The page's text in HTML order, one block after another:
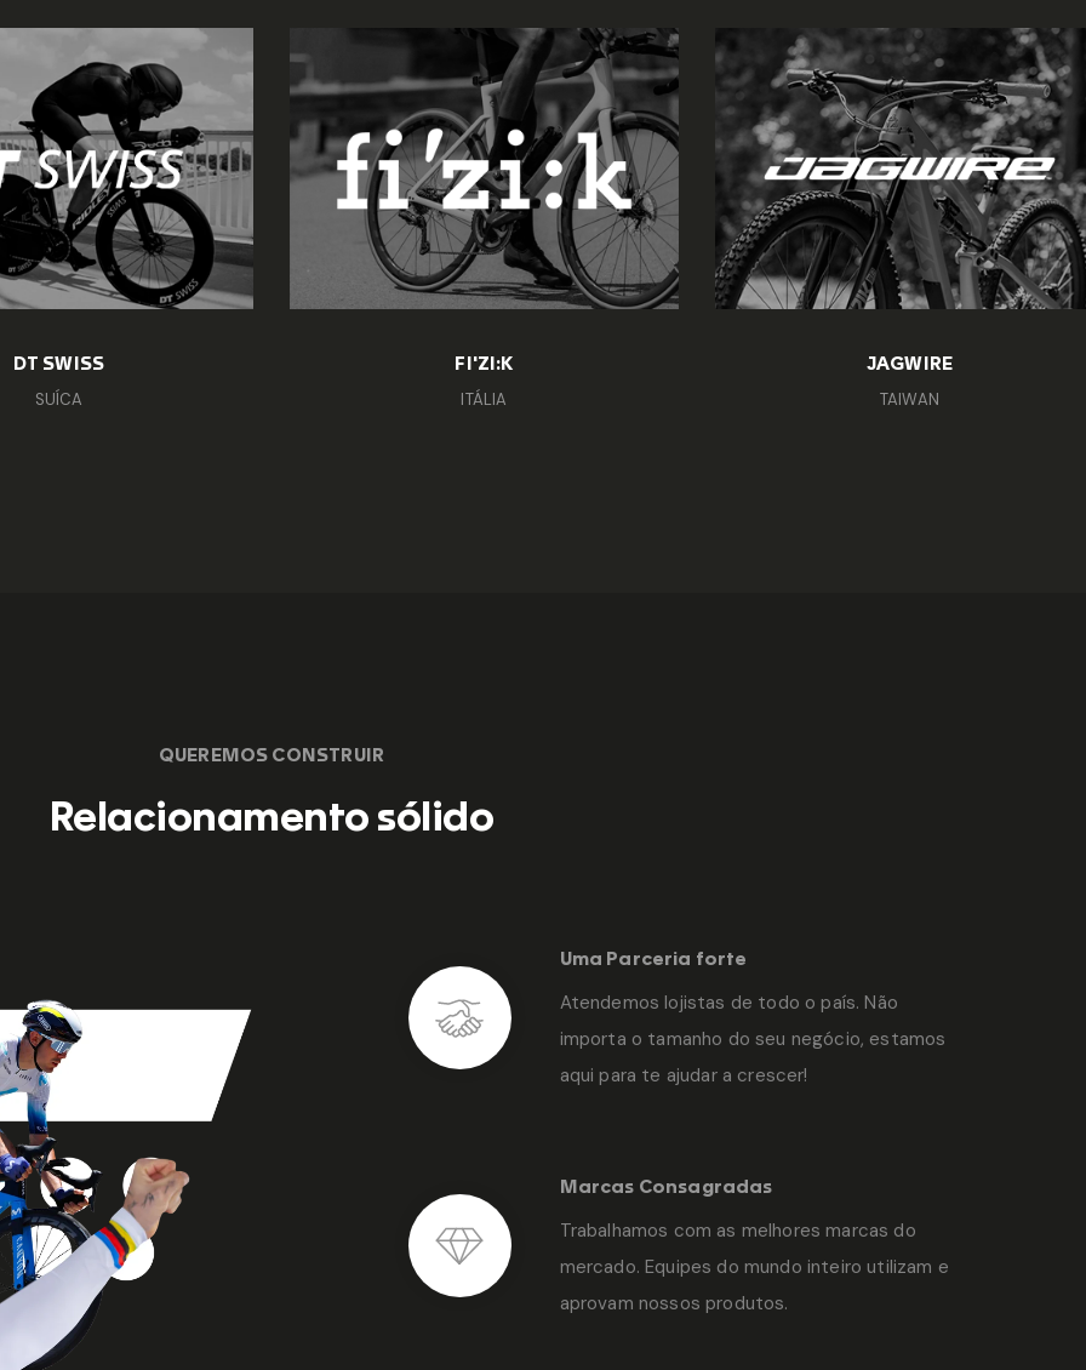
QUEREMOS CONSTRUIR
Relacionamento sólido
Uma Parceria forte
Atendemos lojistas de todo o país. Não
importa o tamanho do seu negócio, estamos
aqui para te ajudar a crescer!
Marcas Consagradas
Trabalhamos com as melhores marcas do
mercado. Equipes do mundo inteiro utilizam e
aprovam nossos produtos.